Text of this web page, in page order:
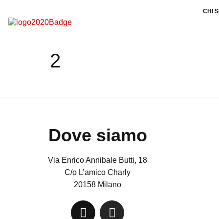
CHI
2
Dove siamo
Via Enrico Annibale Butti, 18
C/o L’amico Charly
20158 Milano